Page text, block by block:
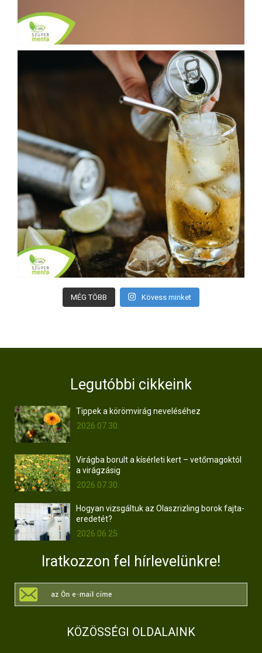
MÉG TÖBB Kövess minket
Legutóbbi cikkeink
Tippek a körömvirág neveléséhez
2026.07.30.
Virágba borult a kísérleti kert – vetőmagoktól
a virágzásig
2026.07.30.
Hogyan vizsgáltuk az Olaszrizling borok fajta-
eredetét?
2026.06.25.
Iratkozzon fel hírlevelünkre!
KÖZÖSSÉGI OLDALAINK